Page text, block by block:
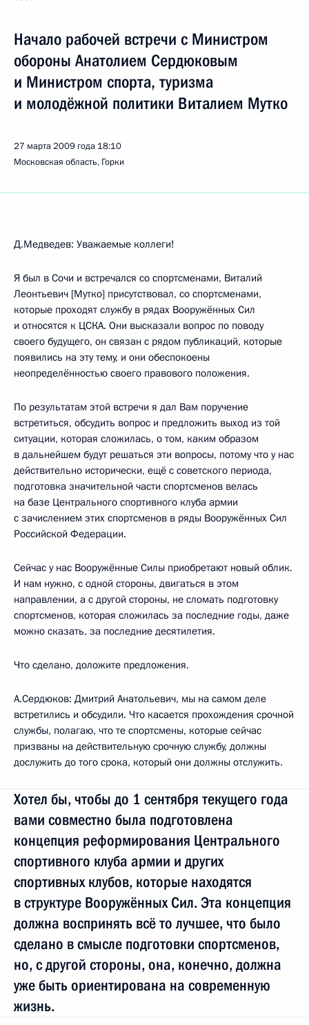
Начало рабочей встречи с Министром
обороны Анатолием Сердюковым
и Министром спорта, туризма
и молодёжной политики Виталием Мутко
27 марта 2009 года 18:10
Московская область, Горки
Д.Медведев: Уважаемые коллеги!
Я был в Сочи и встречался со спортсменами, Виталий
Леонтьевич [Мутко] присутствовал, со спортсменами,
которые проходят службу в рядах Вооружённых Сил
и относятся к ЦСКА. Они высказали вопрос по поводу
своего будущего, он связан с рядом публикаций, которые
появились на эту тему, и они обеспокоены
неопределённостью своего правового положения.
По результатам этой встречи я дал Вам поручение
встретиться, обсудить вопрос и предложить выход из той
ситуации, которая сложилась, о том, каким образом
в дальнейшем будут решаться эти вопросы, потому что у нас
действительно исторически, ещё с советского периода,
подготовка значительной части спортсменов велась
на базе Центрального спортивного клуба армии
с зачислением этих спортсменов в ряды Вооружённых Сил
Российской Федерации.
Сейчас у нас Вооружённые Силы приобретают новый облик.
И нам нужно, с одной стороны, двигаться в этом
направлении, а с другой стороны, не сломать подготовку
спортсменов, которая сложилась за последние годы, даже
можно сказать, за последние десятилетия.
Что сделано, доложите предложения.
А.Сердюков: Дмитрий Анатольевич, мы на самом деле
встретились и обсудили. Что касается прохождения срочной
службы, полагаю, что те спортсмены, которые сейчас
призваны на действительную срочную службу, должны
дослужить до того срока, который они должны отслужить.
Хотел бы, чтобы до 1 сентября текущего года
вами совместно была подготовлена
концепция реформирования Центрального
спортивного клуба армии и других
спортивных клубов, которые находятся
в структуре Вооружённых Сил. Эта концепция
должна воспринять всё то лучшее, что было
сделано в смысле подготовки спортсменов,
но, с другой стороны, она, конечно, должна
уже быть ориентирована на современную
жизнь.